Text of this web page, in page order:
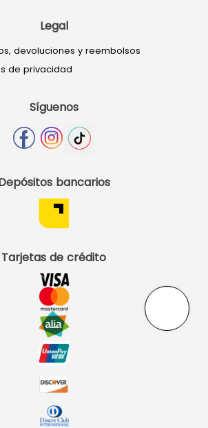
Legal
devoluciones y reembolsos
de privacidad
Síguenos
bancarios
Tarjetas de crédito